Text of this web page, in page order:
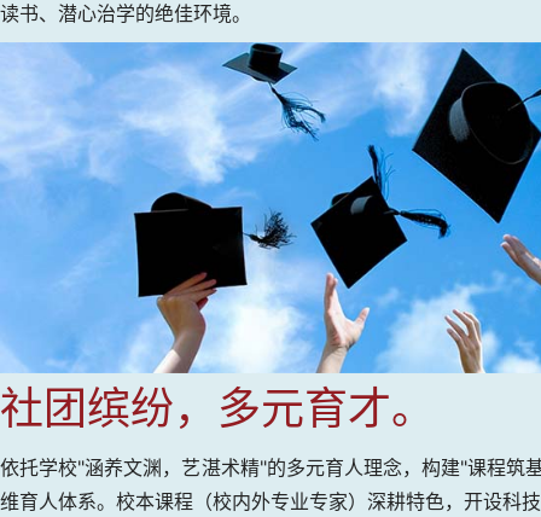
读书、潜心治学的绝佳环境。
社团缤纷，多元育才。
依托学校"涵养文渊，艺湛术精"的多元育人理念，构建"课程筑
维育人体系。校本课程（校内外专业专家）深耕特色，开设科